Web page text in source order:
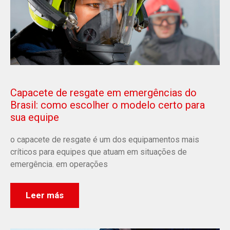
Capacete de resgate em emergências do
Brasil: como escolher o modelo certo para
sua equipe
o capacete de resgate é um dos equipamentos mais
críticos para equipes que atuam em situações de
emergência. em operações
Leer más